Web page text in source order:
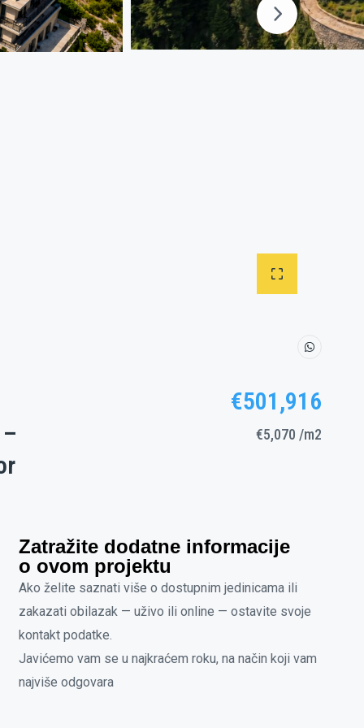
€501,916
€5,070 /m2
Zatražite dodatne informacije
o ovom projektu
Ako želite saznati više o dostupnim jedinicama ili
zakazati obilazak — uživo ili online — ostavite svoje
kontakt podatke.
Javićemo vam se u najkraćem roku, na način koji vam
najviše odgovara